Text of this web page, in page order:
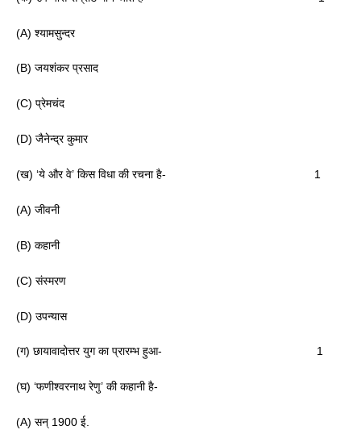
(A) श्यामसुन्दर
(B) जयशंकर प्रसाद
(C) प्रेमचंद
(D) जैनेन्द्र कुमार
(ख) ‘ये और वे’ किस विधा की रचना है- 1
(A) जीवनी
(B) कहानी
(C) संस्मरण
(D) उपन्यास
(ग) छायावादोत्तर युग का प्रारम्भ हुआ- 1
(घ) ‘फणीश्वरनाथ रेणु’ की कहानी है-
(A) सन् 1900 ई.